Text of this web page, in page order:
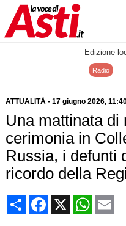
Edizione
Radio
ATTUALITÀ- 17 giugno 2026,
Una mattinata di
cerimonia in
Russia, i defunti
ricordo della
CondividiFacebook
X